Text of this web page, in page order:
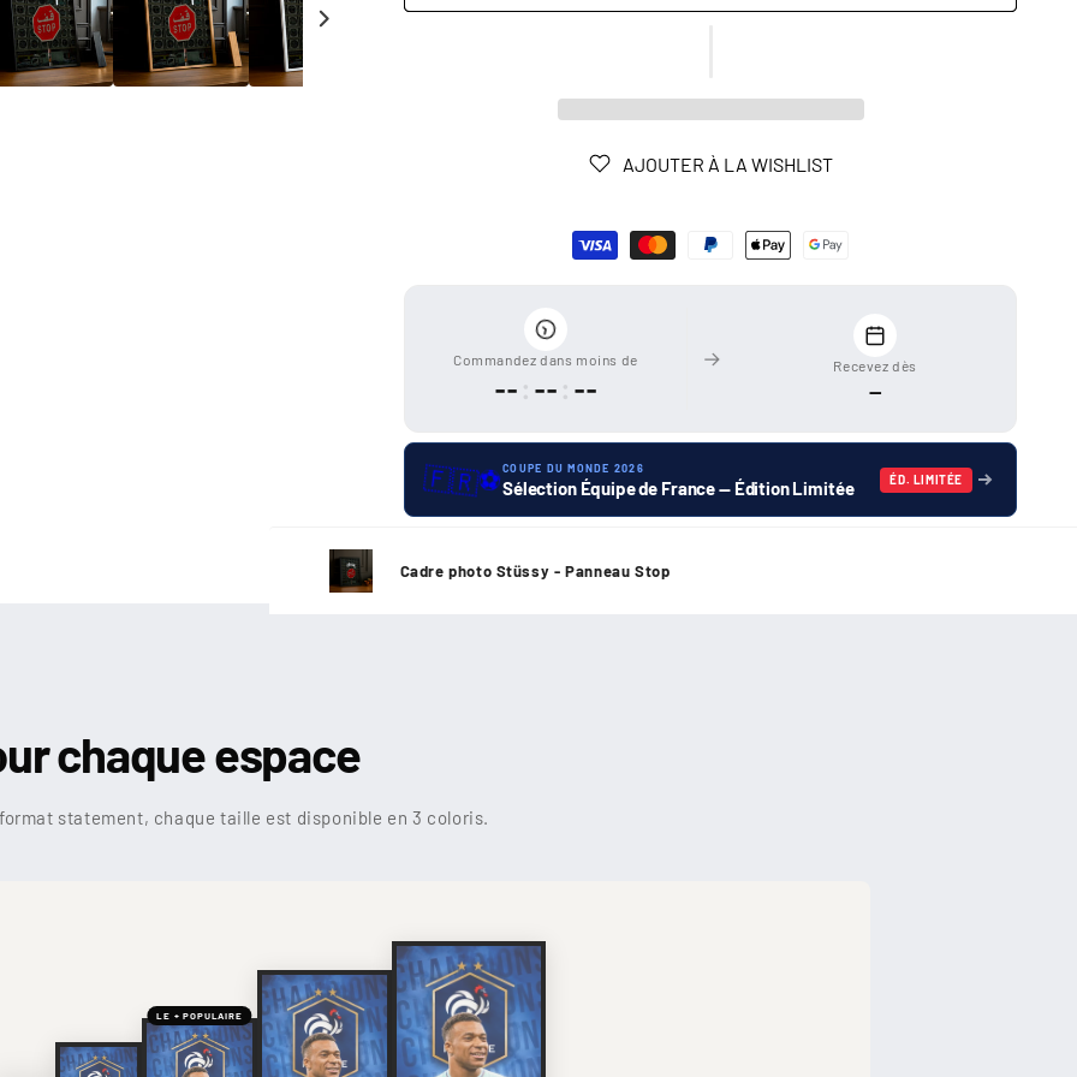
AJOUTER À LA WISHLIST
Commandez dans moins de
-- : -- : --
Recevez dès
—
🇫🇷⚽COUPE DU MONDE 2026
Sélection Équipe de France — Édition Limitée ÉD. LIMITÉE
Cadre photo Stüssy - Panneau Stop
chaque espace
statement, chaque taille est disponible en 3 coloris.
LE + POPULAIRE